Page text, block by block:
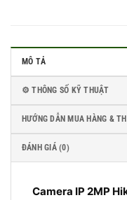
MÔ TẢ
⚙️ THÔNG SỐ KỸ THUẬT
HƯỚNG DẪN MUA HÀNG &
ĐÁNH GIÁ (0)
Camera IP 2MP